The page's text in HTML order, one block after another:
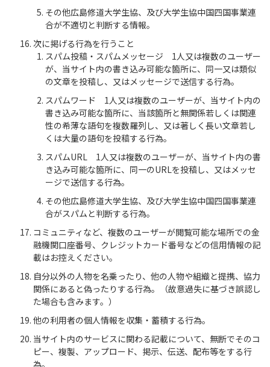
その他広島修道大学生協、及び大学生協中国四国事業連
合が不適切と判断する情報。
次に掲げる行為を行うこと
スパム投稿・スパムメッセージ 1人又は複数のユーザー
が、当サイト内の書き込み可能な箇所に、同一又は類似
の文章を投稿し、又はメッセージで送信する行為。
スパムワード 1人又は複数のユーザーが、当サイト内の
書き込み可能な箇所に、当該箇所と無関係若しくは関連
性の希薄な語句を複数羅列し、又は著しく長い文章若し
くは大量の語句を投稿する行為。
スパムURL 1人又は複数のユーザーが、当サイト内の書
き込み可能な箇所に、同一のURLを投稿し、又はメッセ
ージで送信する行為。
その他広島修道大学生協、及び大学生協中国四国事業連
合がスパムと判断する行為。
コミュニティなど、複数のユーザーが閲覧可能な場所での金
融機関口座番号、クレジットカード番号などの信用情報の記
載はお控えください。
自分以外の人物を名乗ったり、他の人物や組織と提携、協力
関係にあると偽ったりする行為。（故意過失に基づき誤認し
た場合も含みます。）
他の利用者の個人情報を収集・蓄積する行為。
当サイト内のサービスに関わる記載について、無断でそのコ
ピー、複製、アップロード、掲示、伝送、配布等をする行
為。